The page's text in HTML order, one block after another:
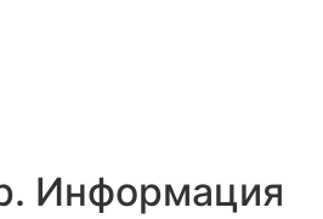
Информация